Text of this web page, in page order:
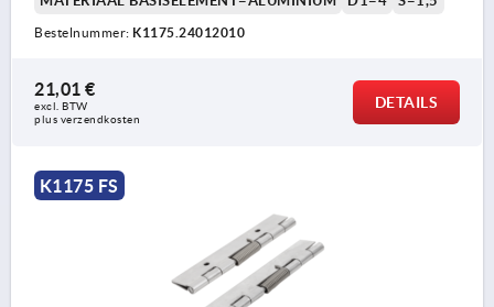
Bestelnummer: K1175.24012010
21,01 €
excl. BTW
plus verzendkosten
DETAILS
K1175 FS